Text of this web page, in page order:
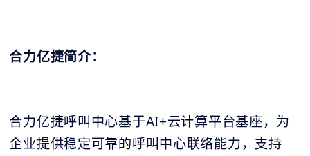
合力亿捷简介：
合力亿捷呼叫中心基于AI+云计算平台基座，为
企业提供稳定可靠的呼叫中心联络能力，支持